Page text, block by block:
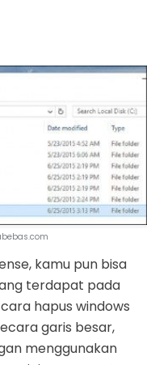
kamu pun bisa
terdapat pada
hapus windows
garis besar,
menggunakan